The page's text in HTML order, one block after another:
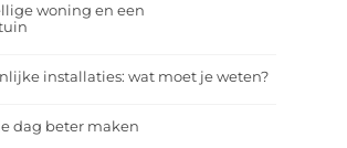
woning en een
installaties: wat moet je weten?
dag beter maken